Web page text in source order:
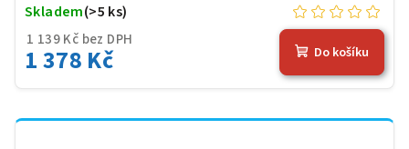
1 139 Kč bez DPH
1 378 Kč
Skladem(>5 ks)
Do košíku